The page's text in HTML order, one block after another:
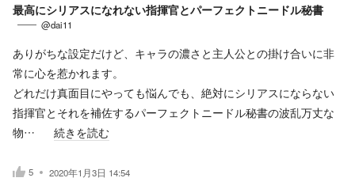
最高にシリアスになれない指揮官とパーフェクトニードル秘書
@dai11
ありがちな設定だけど、キャラの濃さと主人公との掛け合いに非
常に心を惹かれます。
どれだけ真面目にやっても悩んでも、絶対にシリアスにならない
指揮官とそれを補佐するパーフェクトニードル秘書の波乱万丈な
物…
続きを読む
5 2020年1月3日 14:54